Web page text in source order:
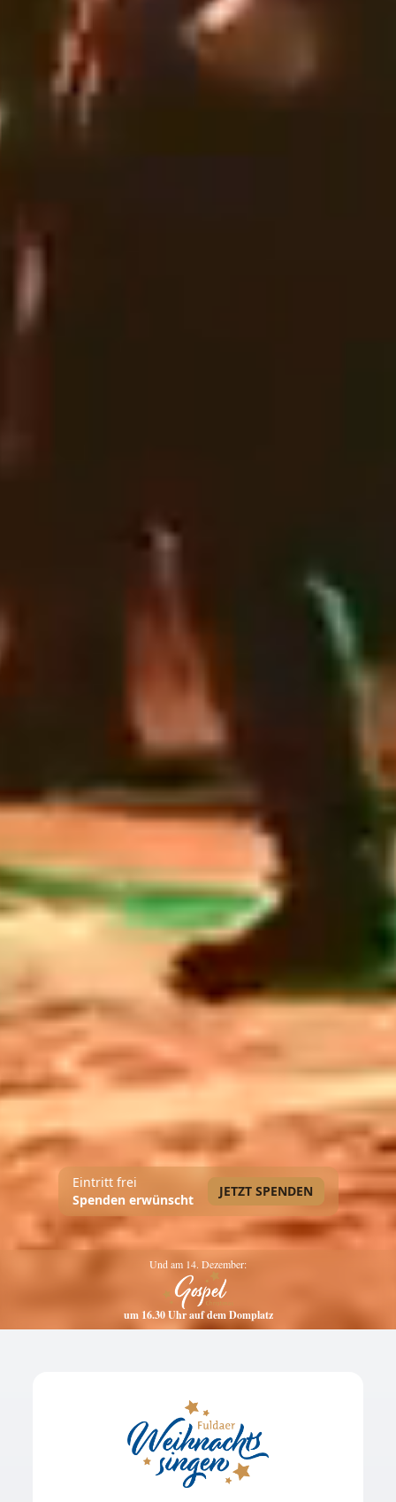
Eintritt frei
Spenden erwünscht
JETZT SPENDEN
Und am 14. Dezember:
um 16.30 Uhr auf dem Domplatz